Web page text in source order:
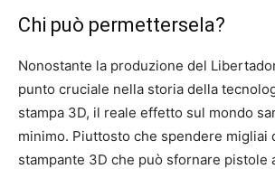
Chi può permettersela?
Nonostante la produzione del
punto cruciale nella storia della
stampa 3D, il reale effetto sul mondo
minimo. Piuttosto che spendere migliai
stampante 3D che può sfornare pistole